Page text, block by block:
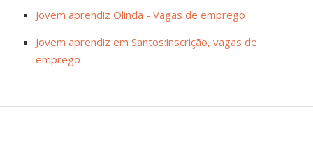
Jovem aprendiz Olinda - Vagas de emprego
Jovem aprendiz em Santos:inscrição, vagas de
emprego